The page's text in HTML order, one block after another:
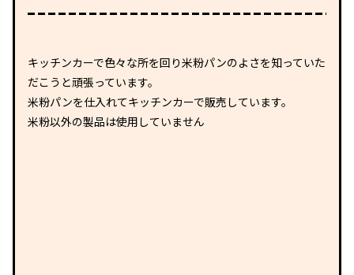
キッチンカーで色々な所を回り米粉パンのよさを知っていた
だこうと頑張っています。
米粉パンを仕入れてキッチンカーで販売しています。
米粉以外の製品は使用していません